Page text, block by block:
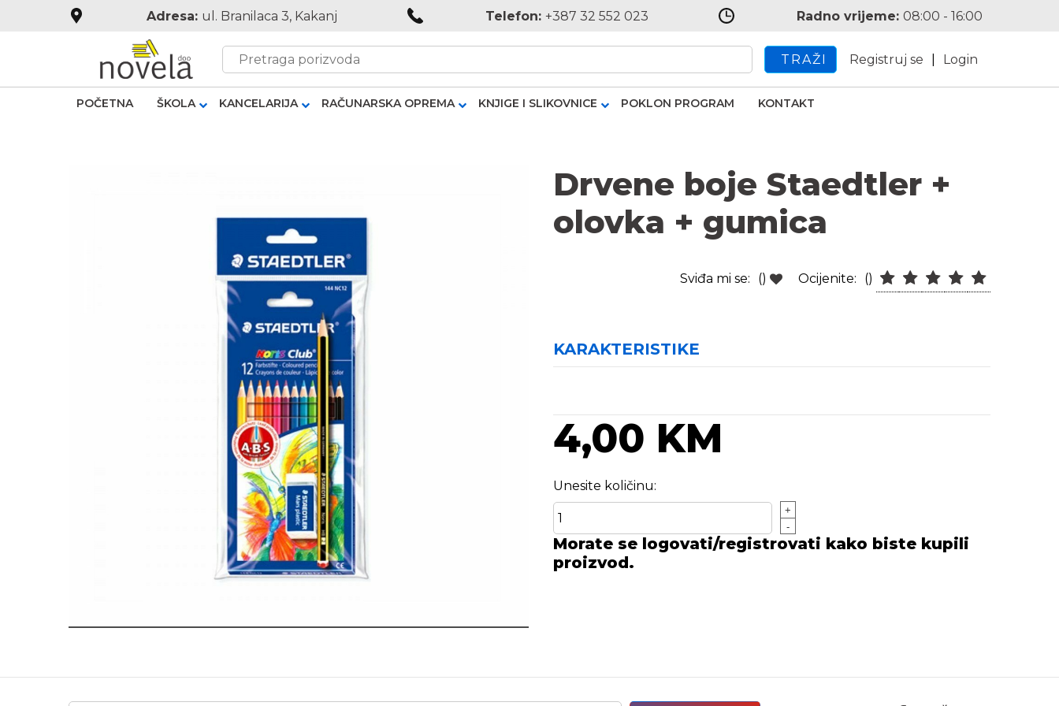
Adresa: ul. Branilaca 3, Kakanj Telefon: +387 32 552 023 Radno vrijeme: 08:00 - 16:00
TRAŽI Registruj se Login
POČETNA ŠKOLA KANCELARIJA RAČUNARSKA OPREMA KNJIGE I SLIKOVNICE POKLON PROGRAM KONTAKT
Drvene boje Staedtler +
olovka + gumica
Sviđa mi se: () Ocijenite: ()
KARAKTERISTIKE
4,00 KM
Unesite količinu:
+
-
Morate se logovati/registrovati kako biste kupili
proizvod.